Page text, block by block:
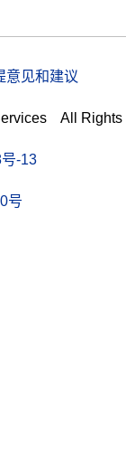
见和建议
All Rights
-13
号